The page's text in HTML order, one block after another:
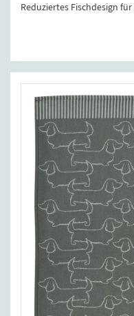
Reduziertes Fischdesign